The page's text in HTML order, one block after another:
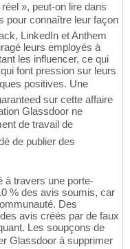
», peut-on lire dans
pour connaître leur façon
LinkedIn et Anthem
leurs employés à
les influencer, ce qui
font pression sur leurs
positives. Une
sur cette affaire
Glassdoor ne
de travail de
de publier des
à travers une porte-
% des avis soumis, car
Des
avis créés par de faux
Les soupçons de
Glassdoor à supprimer